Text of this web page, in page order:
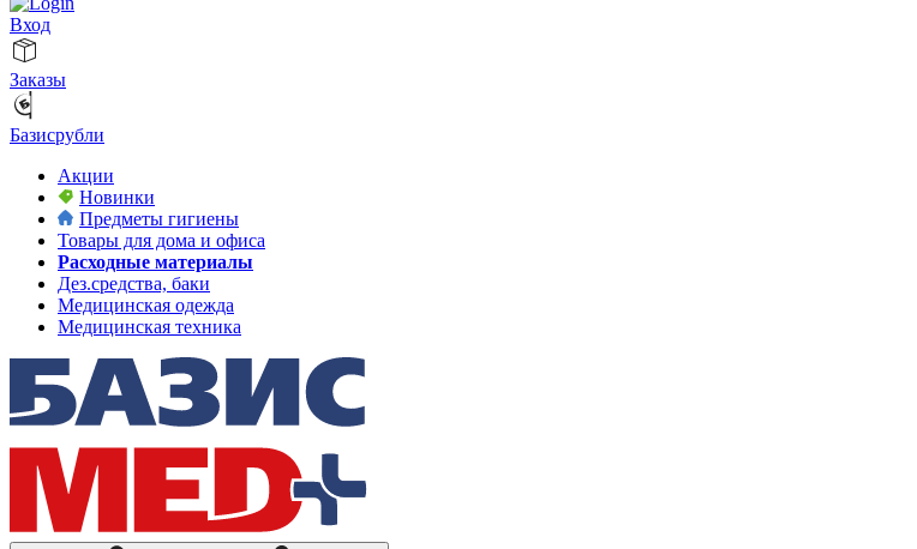
Вход
Заказы
Базисрубли
Акции
Новинки
Предметы гигиены
Товары для дома и офиса
Расходные материалы
Дез.средства, баки
Медицинская одежда
Медицинская техника